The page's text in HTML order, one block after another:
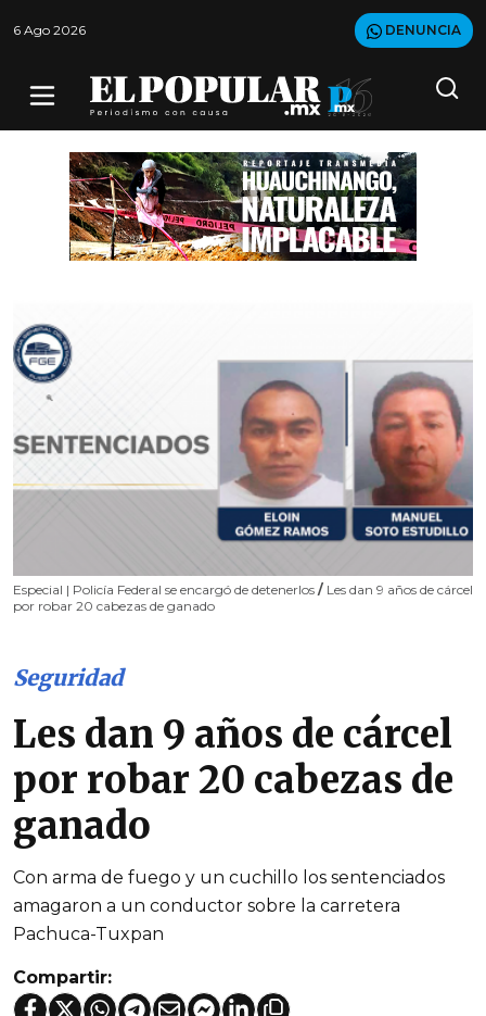
6 Ago 2026 DENUNCIA
Especial | Policía Federal se encargó de detenerlos / Les dan 9 años de cárcel
por robar 20 cabezas de ganado
Seguridad
Les dan 9 años de cárcel
por robar 20 cabezas de
ganado
Con arma de fuego y un cuchillo los sentenciados
amagaron a un conductor sobre la carretera
Pachuca-Tuxpan
Compartir: